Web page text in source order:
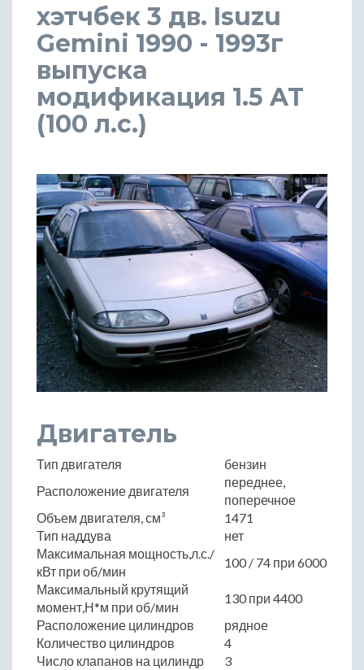
хэтчбек 3 дв. Isuzu
Gemini 1990 - 1993г
выпуска
модификация 1.5 AT
(100 л.с.)
Двигатель
Тип двигателя
бензин
Расположение двигателя
переднее,
поперечное
Объем двигателя, см³
1471
Тип наддува
нет
Максимальная мощность,л.с./
кВт при об/мин
100 / 74 при 6000
Максимальный крутящий
момент,Н*м при об/мин
130 при 4400
Расположение цилиндров
рядное
Количество цилиндров
4
Число клапанов на цилиндр
3